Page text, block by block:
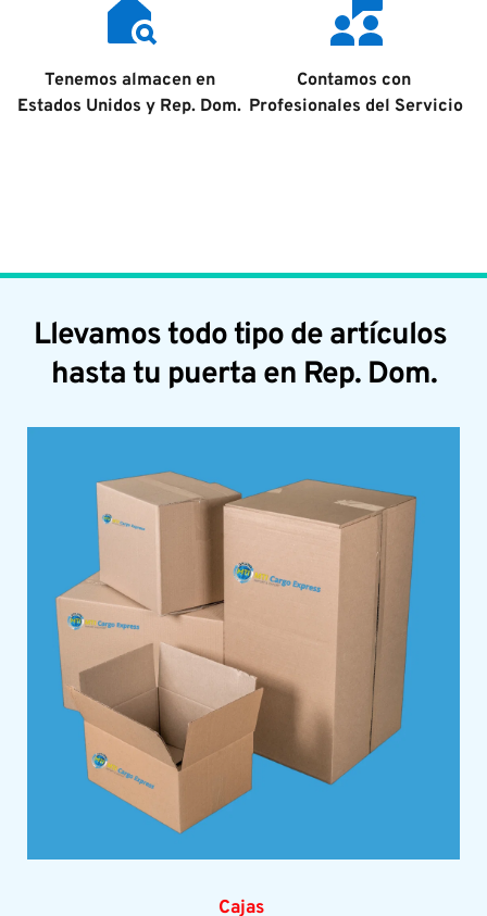
Tenemos almacen en
Estados Unidos y Rep. Dom.
Contamos con
Profesionales del Servicio
Llevamos todo tipo de artículos
hasta tu puerta en Rep. Dom.
Cajas